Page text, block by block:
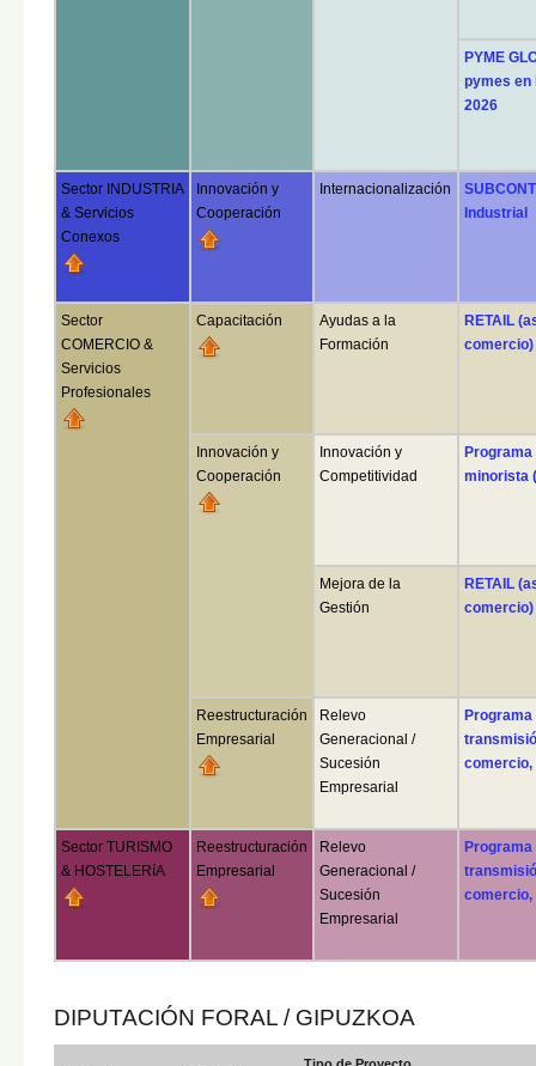
PYME
pymes en
2026
Sector INDUSTRIA
& Servicios
Conexos
Innovación y
Cooperación
Internacionalización
Industrial
Sector
COMERCIO &
Servicios
Profesionales
Capacitación
Ayudas a la
Formación
RETAIL
comercio)
Innovación y
Cooperación
Innovación y
Competitividad
Programa
minorista
Mejora de la
Gestión
RETAIL
comercio)
Reestructuración
Empresarial
Relevo
Generacional /
Sucesión
Empresarial
Programa
comercio,
Sector TURISMO
& HOSTELERíA
Reestructuración
Empresarial
Relevo
Generacional /
Sucesión
Empresarial
Programa
comercio,
DIPUTACIÓN FORAL / GIPUZKOA